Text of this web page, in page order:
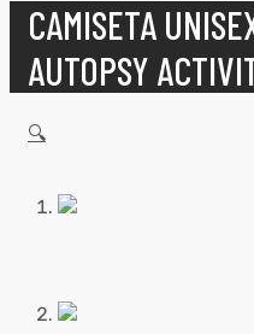
CAMISETA
AUTOPSY
🔍